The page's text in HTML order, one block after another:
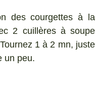
des courgettes à la
2 cuillères à soupe
1 à 2 mn, juste
un peu.